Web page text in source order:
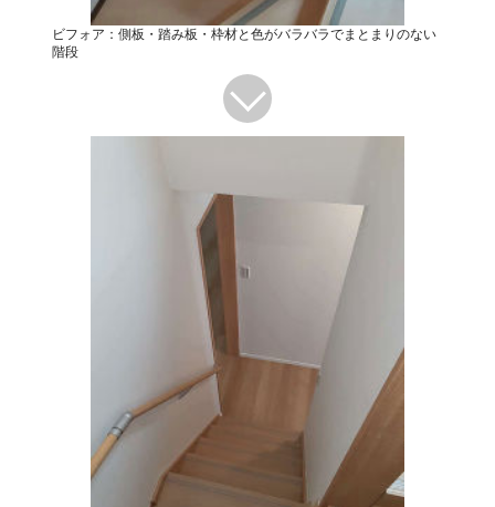
ビフォア：側板・踏み板・枠材と色がバラバラでまとまりのない
階段